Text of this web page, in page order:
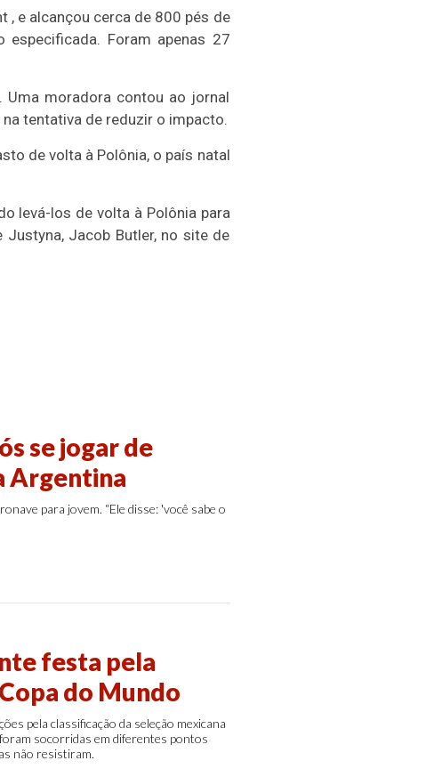
, e alcançou cerca de 800 pés de
Foram apenas 27
Uma moradora contou ao jornal
tentativa de reduzir o impacto.
de volta à Polônia, o país natal
levá-los de volta à Polônia para
Jacob Butler, no site de
se jogar de
Argentina
para jovem. “Ele disse: 'você sabe o
festa pela
do Mundo
pela classificação da seleção mexicana
socorridas em diferentes pontos
não resistiram.